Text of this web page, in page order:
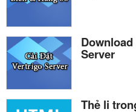
Server
Thẻ li